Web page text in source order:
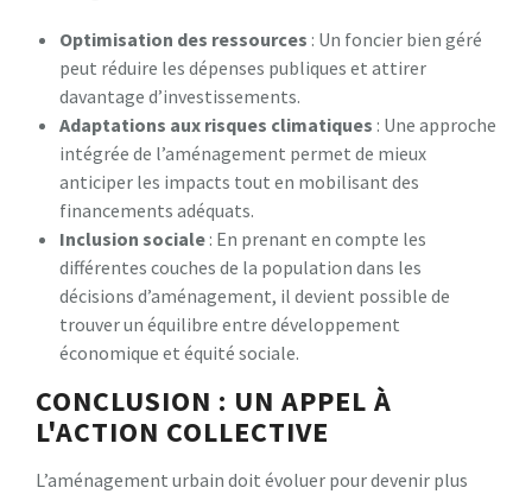
Optimisation des ressources : Un foncier bien géré
peut réduire les dépenses publiques et attirer
davantage d’investissements.
Adaptations aux risques climatiques : Une approche
intégrée de l’aménagement permet de mieux
anticiper les impacts tout en mobilisant des
financements adéquats.
Inclusion sociale : En prenant en compte les
différentes couches de la population dans les
décisions d’aménagement, il devient possible de
trouver un équilibre entre développement
économique et équité sociale.
CONCLUSION : UN APPEL À
L'ACTION COLLECTIVE
L’aménagement urbain doit évoluer pour devenir plus